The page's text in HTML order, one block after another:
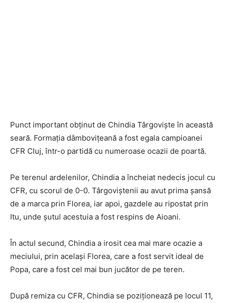
Punct important obținut de Chindia Târgoviște în această
seară. Formația dâmbovițeană a fost egala campioanei
CFR Cluj, într-o partidă cu numeroase ocazii de poartă.
Pe terenul ardelenilor, Chindia a încheiat nedecis jocul cu
CFR, cu scorul de 0-0. Târgoviștenii au avut prima șansă
de a marca prin Florea, iar apoi, gazdele au ripostat prin
Itu, unde șutul acestuia a fost respins de Aioani.
În actul secund, Chindia a irosit cea mai mare ocazie a
meciului, prin același Florea, care a fost servit ideal de
Popa, care a fost cel mai bun jucător de pe teren.
După remiza cu CFR, Chindia se poziționează pe locul 11,